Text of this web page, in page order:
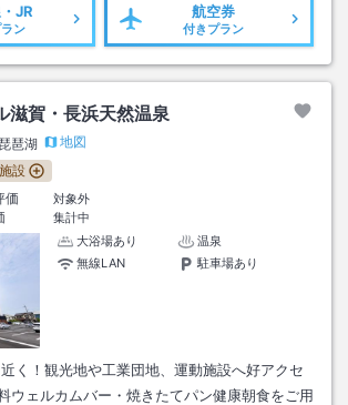
JR
ン
航空券
付きプラン
滋賀・長浜天然温泉
琶湖
地図
設
価
対象外
集計中
大浴場あり
温泉
無線LAN
駐車場あり
く！観光地や工業団地、運動施設へ好アクセ
ウェルカムバー・焼きたてパン健康朝食をご用